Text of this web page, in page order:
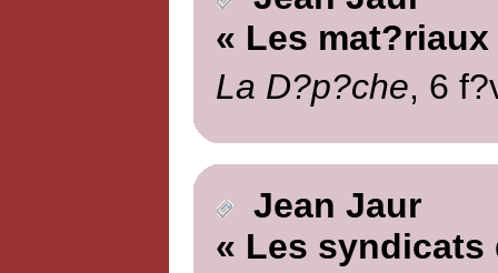
« Les
La D?p?che, 6
Jean Jaur
« Les